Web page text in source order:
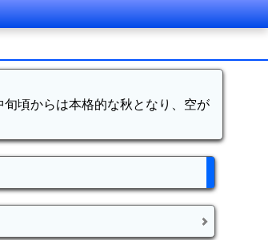
頃からは本格的な秋となり、空が